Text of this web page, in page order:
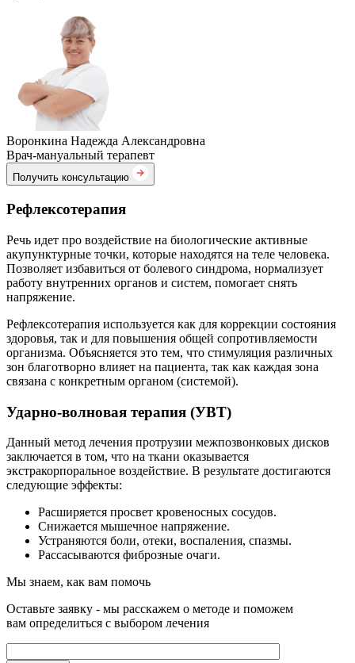
Воронкина Надежда Александровна
Врач-мануальный терапевт
Получить консультацию
Рефлексотерапия
Речь идет про воздействие на биологические активные
акупунктурные точки, которые находятся на теле человека.
Позволяет избавиться от болевого синдрома, нормализует
работу внутренних органов и систем, помогает снять
напряжение.
Рефлексотерапия используется как для коррекции состояния
здоровья, так и для повышения общей сопротивляемости
организма. Объясняется это тем, что стимуляция различных
зон благотворно влияет на пациента, так как каждая зона
связана с конкретным органом (системой).
Ударно-волновая терапия (УВТ)
Данный метод лечения протрузии межпозвонковых дисков
заключается в том, что на ткани оказывается
экстракорпоральное воздействие. В результате достигаются
следующие эффекты:
Расширяется просвет кровеносных сосудов.
Снижается мышечное напряжение.
Устраняются боли, отеки, воспаления, спазмы.
Рассасываются фиброзные очаги.
Мы знаем, как вам помочь
Оставьте заявку - мы расскажем о методе и поможем
вам определиться с выбором лечения